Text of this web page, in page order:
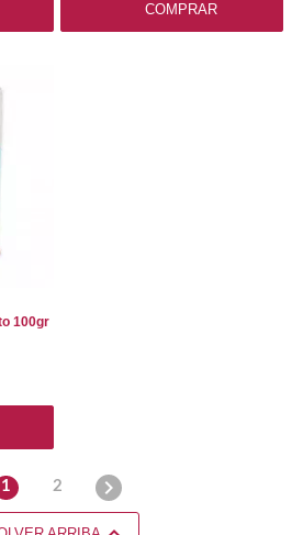
COMPRAR
100gr
1 2 